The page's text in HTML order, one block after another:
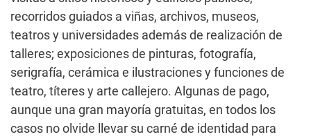
recorridos guiados a viñas, archivos, museos,
teatros y universidades además de realización de
talleres; exposiciones de pinturas, fotografía,
serigrafía, cerámica e ilustraciones y funciones de
teatro, títeres y arte callejero. Algunas de pago,
aunque una gran mayoría gratuitas, en todos los
casos no olvide llevar su carné de identidad para